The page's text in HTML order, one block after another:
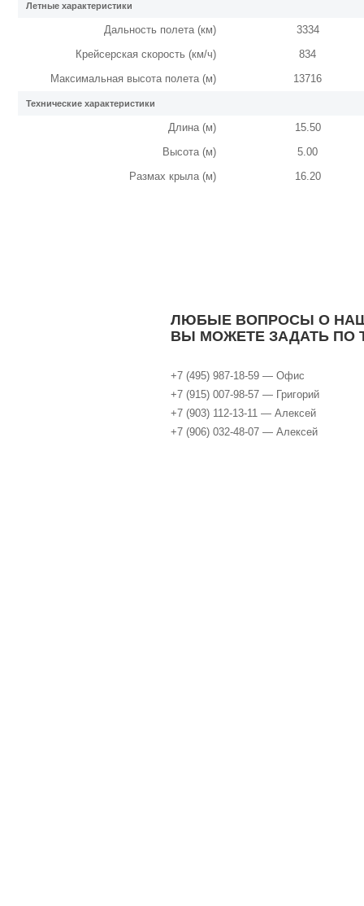
Летные характеристики
Дальность полета (км)
3334
Крейсерская скорость (км/ч)
834
Максимальная высота полета (м)
13716
Технические характеристики
Длина (м)
15.50
Высота (м)
5.00
Размах крыла (м)
16.20
ЛЮБЫЕ ВОПРОСЫ О
ВЫ МОЖЕТЕ ЗАДАТЬ ПО
+7 (495) 987-18-59 — Oфис
+7 (915) 007-98-57 — Григорий
+7 (903) 112-13-11 — Алексей
+7 (906) 032-48-07 — Алексей